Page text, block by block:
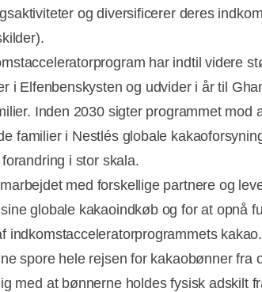
og diversificerer deres
har indtil videre
i Elfenbenskysten og udvider i år til
Inden 2030 sigter programmet mod
familier i Nestlés globale
i stor skala.
med forskellige partnere og
globale kakaoindkøb og for at opnå
indkomstacceleratorprogrammets
spore hele rejsen for kakaobønner fra
med at bønnerne holdes fysisk adskilt